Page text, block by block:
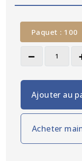
Paquet : 100
Ajouter au
Acheter